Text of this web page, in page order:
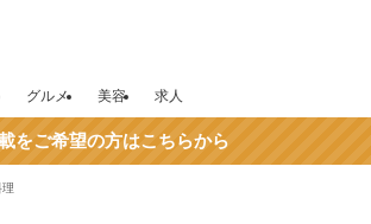
グルメ 美容 求人
をご希望の方はこちらから